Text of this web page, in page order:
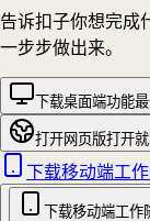
告诉扣子你想完成
一步步做出来。
下载桌面端功能
打开网页版打开
下载移动端工
下载移动端工作